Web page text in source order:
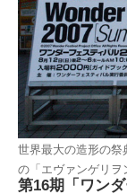
世界最大の造形の祭
の「エヴァンゲリヲ
第16期「ワンダ